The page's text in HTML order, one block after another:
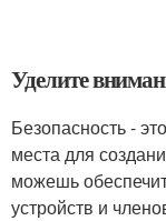
Уделите
Безопасность -
места для
можешь
устройств и